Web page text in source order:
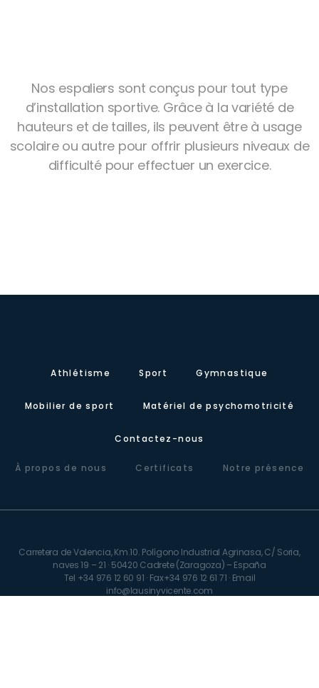
Nos espaliers sont conçus pour tout type
d’installation sportive. Grâce à la variété de
hauteurs et de tailles, ils peuvent être à usage
scolaire ou autre pour offrir plusieurs niveaux de
difficulté pour effectuer un exercice.
Athlétisme Sport Gymnastique
Mobilier de sport Matériel de psychomotricité
Contactez-nous
À propos de nous Certificats Notre présence
Carretera de Valencia, Km.10. Polígono Industrial Agrinasa, C/ Soria,
naves 19 – 21 · 50420 Cadrete (Zaragoza) – España
Tel +34 976 12 60 91 · Fax+34 976 12 61 71 · Email
info@lausinyvicente.com